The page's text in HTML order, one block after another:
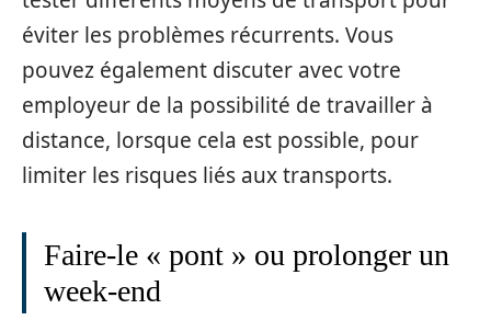
éviter les problèmes récurrents. Vous
pouvez également discuter avec votre
employeur de la possibilité de travailler à
distance, lorsque cela est possible, pour
limiter les risques liés aux transports.
Faire-le « pont » ou prolonger un
week-end